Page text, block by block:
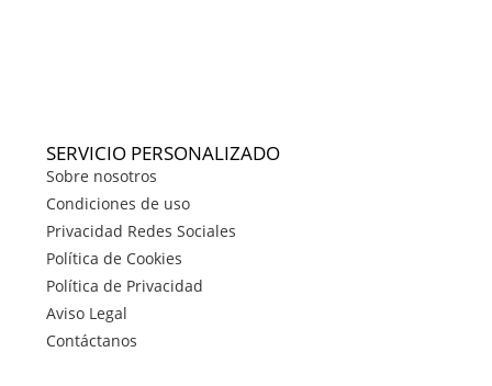
SERVICIO PERSONALIZADO
Sobre nosotros
Condiciones de uso
Privacidad Redes Sociales
Política de Cookies
Política de Privacidad
Aviso Legal
Contáctanos